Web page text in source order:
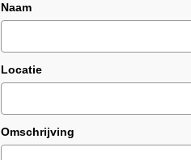
Naam
Locatie
Omschrijving